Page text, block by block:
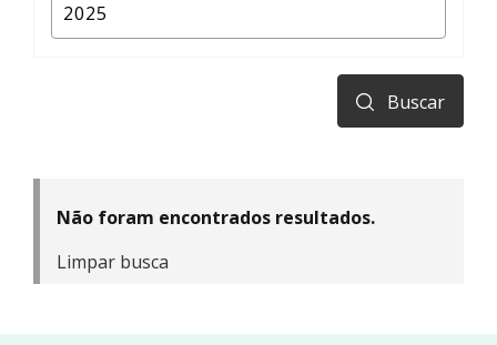
Buscar
Não foram encontrados resultados.
Limpar busca